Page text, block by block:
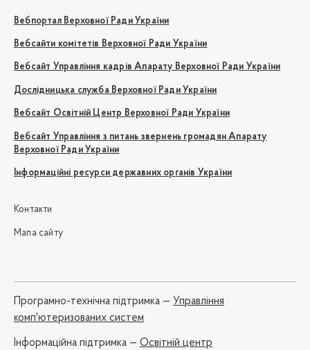
Вебпортал Верховної Ради України
Вебсайти комітетів Верховної Ради України
Вебсайт Управління кадрів Апарату Верховної Ради України
Дослідницька служба Верховної Ради України
Вебсайт Освітній Центр Верховної Ради України
Вебсайт Управління з питань звернень громадян Апарату
Верховної Ради України
Інформаційні ресурси державних органів України
Контакти
Мапа сайту
Програмно-технічна підтримка — Управління
комп'ютеризованих систем
Iнформаційна підтримка — Освітній центр